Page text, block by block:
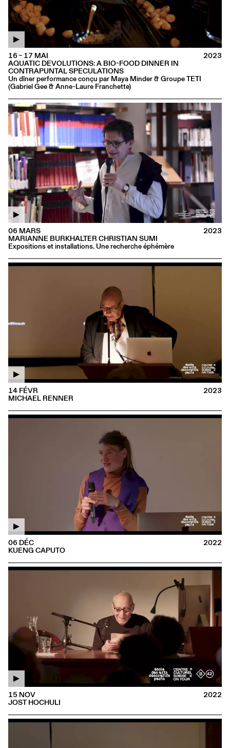
AQUATIC DEVOLUTIONS: A BIO-FOOD DINNER IN
CONTRAPUNTAL SPECULATIONS
Un dîner performance conçu par Maya Minder & Groupe TETI
(Gabriel Gee & Anne-Laure Franchette)
16 – 17 MAI 2023
MARIANNE BURKHALTER CHRISTIAN SUMI
Expositions et installations. Une recherche éphémère
06 MARS 2023
MICHAEL RENNER
14 FÉVR 2023
KUENG CAPUTO
06 DÉC 2022
JOST HOCHULI
15 NOV 2022